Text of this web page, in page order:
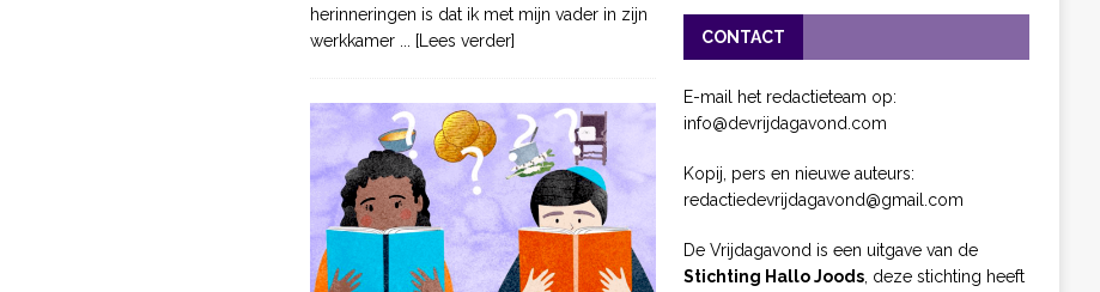
herinneringen is dat ik met mijn vader in zijn
werkkamer ... [Lees verder] CONTACT
E-mail het redactieteam op:
info@devrijdagavond.com
Kopij, pers en nieuwe auteurs:
redactiedevrijdagavond@gmail.com
De Vrijdagavond is een uitgave van de
Stichting Hallo Joods, deze stichting heeft